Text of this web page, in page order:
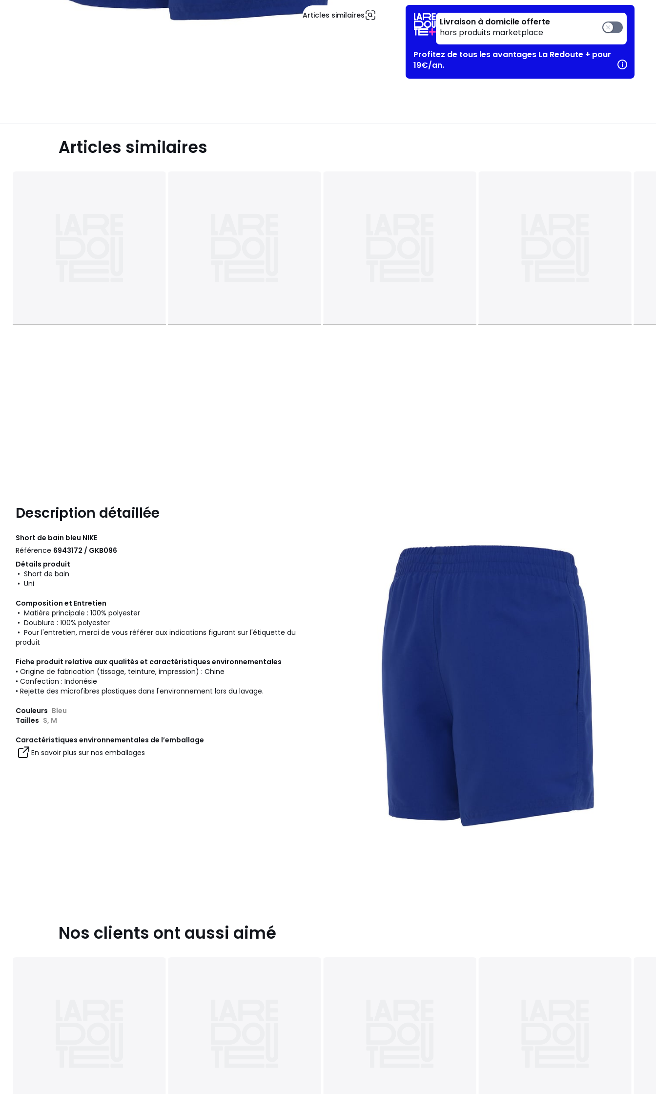
Articles similaires
Livraison à domicile offerte
hors produits marketplace
Profitez de tous les avantages La Redoute + pour
19€/an.
Articles similaires
Description détaillée
Short de bain bleu NIKE
Référence 6943172 / GKB096
Détails produit
• Short de bain
• Uni
Composition et Entretien
• Matière principale : 100% polyester
• Doublure : 100% polyester
• Pour l'entretien, merci de vous référer aux indications figurant sur l'étiquette du
produit
Fiche produit relative aux qualités et caractéristiques environnementales
• Origine de fabrication (tissage, teinture, impression) : Chine
• Confection : Indonésie
• Rejette des microfibres plastiques dans l'environnement lors du lavage.
Couleurs Bleu
Tailles S, M
Caractéristiques environnementales de l’emballage
En savoir plus sur nos emballages
Nos clients ont aussi aimé